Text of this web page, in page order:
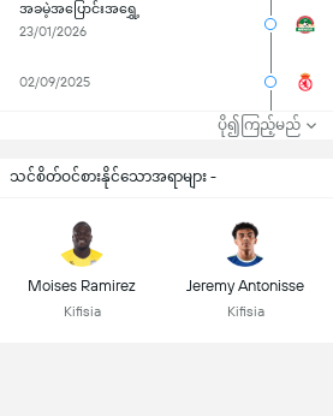
အခမဲ့အပြောင်းအရွှေ့
23/01/2026
02/09/2025
ပို၍ကြည့်မည်
သင်စိတ်ဝင်စားနိုင်သောအရာများ -
Moises Ramirez
Kifisia
Jeremy Antonisse
Kifisia